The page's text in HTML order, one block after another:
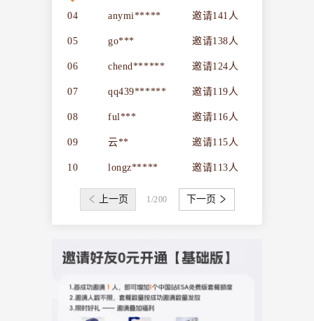
04 anymi***** 邀请141 人
05 go*** 邀请138人
06 chend****** 邀请124人
07 qq439****** 邀请119人
08 ful*** 邀请116人
09 云** 邀请115人
10 longz***** 邀请113人
上一页 1 /200 下一页